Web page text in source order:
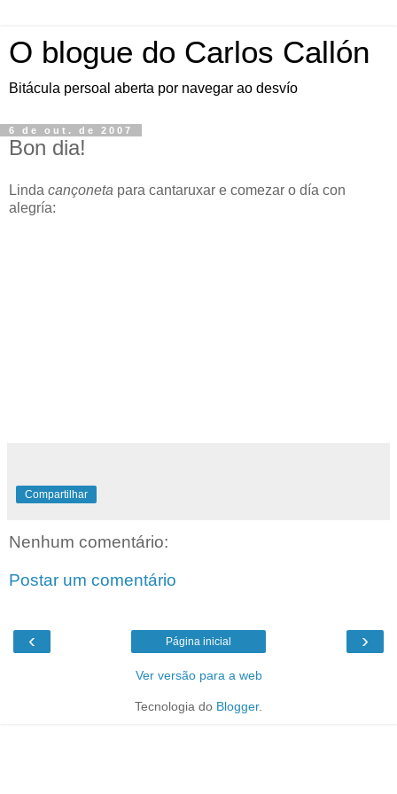
O blogue do Carlos Callón
Bitácula persoal aberta por navegar ao desvío
6 de out. de 2007
Bon dia!
Linda cançoneta para cantaruxar e comezar o día con
alegría:
Compartilhar
Nenhum comentário:
Postar um comentário
‹ ›
Página inicial
Ver versão para a web
Tecnologia do Blogger.